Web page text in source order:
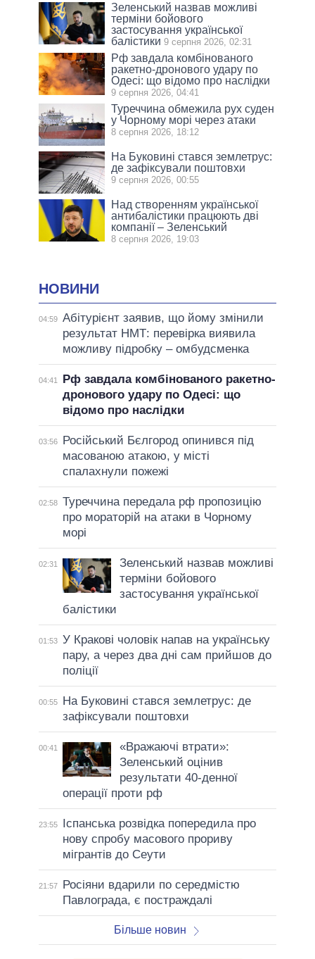
Зеленський назвав можливі
терміни бойового
застосування української
балістики 9 серпня 2026, 02:31
Рф завдала комбінованого
ракетно-дронового удару по
Одесі: що відомо про наслідки
9 серпня 2026, 04:41
Туреччина обмежила рух суден
у Чорному морі через атаки
8 серпня 2026, 18:12
На Буковині стався землетрус:
де зафіксували поштовхи
9 серпня 2026, 00:55
Над створенням української
антибалістики працюють дві
компанії – Зеленський
8 серпня 2026, 19:03
НОВИНИ
04:59 Абітурієнт заявив, що йому змінили
результат НМТ: перевірка виявила
можливу підробку – омбудсменка
04:41
Рф завдала комбінованого ракетно-
дронового удару по Одесі: що
відомо про наслідки
03:56
Російський Бєлгород опинився під
масованою атакою, у місті
спалахнули пожежі
02:58 Туреччина передала рф пропозицію
про мораторій на атаки в Чорному
морі
02:31
Зеленський назвав можливі
терміни бойового
застосування української
балістики
01:53 У Кракові чоловік напав на українську
пару, а через два дні сам прийшов до
поліції
00:55
На Буковині стався землетрус: де
зафіксували поштовхи
00:41
«Вражаючі втрати»:
Зеленський оцінив
результати 40-денної
операції проти рф
23:55
Іспанська розвідка попередила про
нову спробу масового прориву
мігрантів до Сеути
21:57
Росіяни вдарили по середмістю
Павлограда, є постраждалі
Більше новин